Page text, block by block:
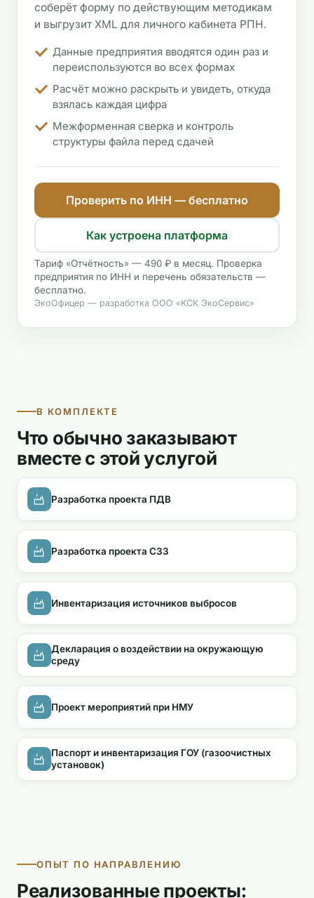
соберёт форму по действующим методикам
и выгрузит XML для личного кабинета РПН.
Данные предприятия вводятся один раз и
переиспользуются во всех формах
Расчёт можно раскрыть и увидеть, откуда
взялась каждая цифра
Межформенная сверка и контроль
структуры файла перед сдачей
Проверить по ИНН — бесплатно
Как устроена платформа
Тариф «Отчётность» — 490 ₽ в месяц. Проверка
предприятия по ИНН и перечень обязательств —
бесплатно.
ЭкоОфицер — разработка ООО «КСК ЭкоСервис»
В КОМПЛЕКТЕ
Что обычно заказывают
вместе с этой услугой
Разработка проекта ПДВ
Разработка проекта СЗЗ
Инвентаризация источников выбросов
Декларация о воздействии на окружающую
среду
Проект мероприятий при НМУ
Паспорт и инвентаризация ГОУ (газоочистных
установок)
ОПЫТ ПО НАПРАВЛЕНИЮ
Реализованные проекты: